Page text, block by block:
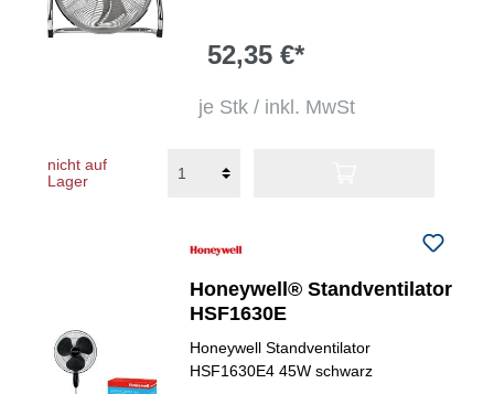
52,35 €*
je Stk / inkl. MwSt
nicht auf
Lager
Honeywell® Standventilator
HSF1630E
Honeywell Standventilator
HSF1630E4 45W schwarz